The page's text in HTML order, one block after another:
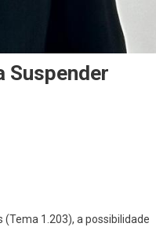
Suspender
1.203), a possibilidade